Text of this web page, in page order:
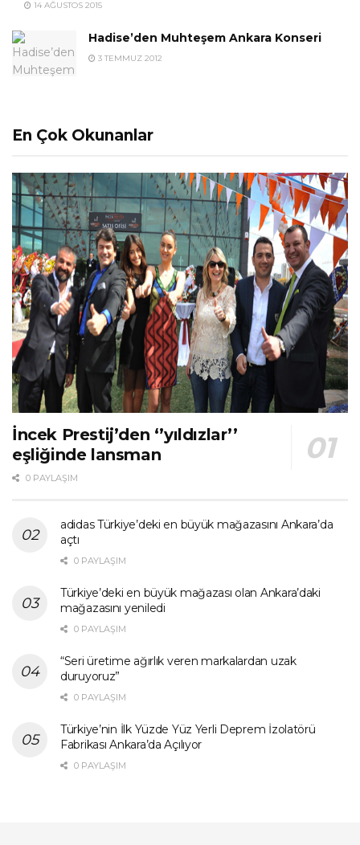
14 AĞUSTOS 2015
Hadise’den Muhteşem Ankara Konseri
3 TEMMUZ 2012
En Çok Okunanlar
İncek Prestij’den ‘’yıldızlar’’
eşliğinde lansman
0 PAYLAŞIM
adidas Türkiye’deki en büyük mağazasını Ankara’da
açtı
0 PAYLAŞIM
Türkiye’deki en büyük mağazası olan Ankara’daki
mağazasını yeniledi
0 PAYLAŞIM
“Seri üretime ağırlık veren markalardan uzak
duruyoruz”
0 PAYLAŞIM
Türkiye’nin İlk Yüzde Yüz Yerli Deprem İzolatörü
Fabrikası Ankara’da Açılıyor
0 PAYLAŞIM